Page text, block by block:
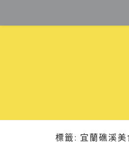
content
標籤: 宜蘭礁溪美